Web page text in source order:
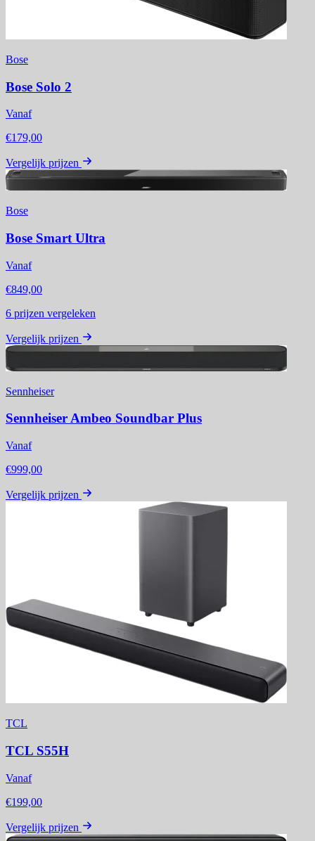
Bose
Bose Solo 2
Vanaf
€179,00
Vergelijk prijzen
Bose
Bose Smart Ultra
Vanaf
€849,00
6 prijzen vergeleken
Vergelijk prijzen
Sennheiser
Sennheiser Ambeo Soundbar Plus
Vanaf
€999,00
Vergelijk prijzen
TCL
TCL S55H
Vanaf
€199,00
Vergelijk prijzen